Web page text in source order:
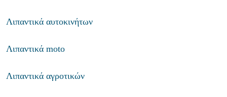
Λιπαντικά αυτοκινήτων
Λιπαντικά moto
Λιπαντικά αγροτικών